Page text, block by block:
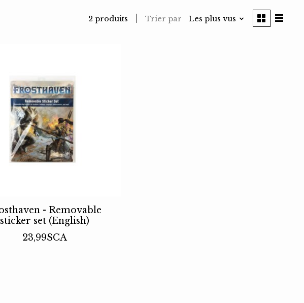
2 produits Trier par Les plus vus
- Removable
sticker set (English)
23,99$CA